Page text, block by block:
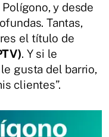
y desde
Tantas,
el título de
. Y si le
gusta del barrio,
clientes”.